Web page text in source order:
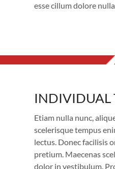
esse cillum dolore
INDIVIDUAL
INDIVIDUAL
Etiam nulla nunc,
scelerisque tempus
lectus. Donec facilisis
pretium. Maecenas
dolor in vestibulum.